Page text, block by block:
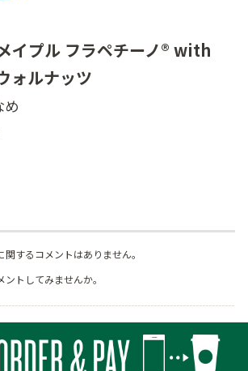
イプル フラペチーノ® with
ォルナッツ
め
するコメントはありません。
トしてみませんか。